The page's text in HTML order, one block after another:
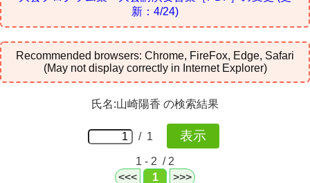
新：4/24)
Recommended browsers: Chrome, FireFox, Edge, Safari
(May not display correctly in Internet Explorer)
氏名:山崎陽香 の検索結果
/ 1
1 - 2 / 2
<<<
1 >>>